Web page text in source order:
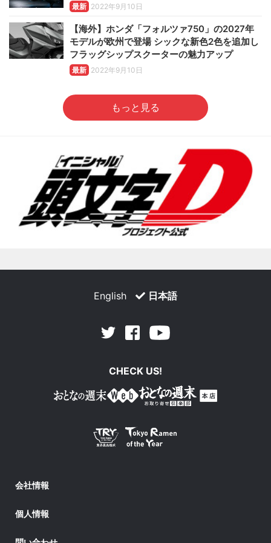
最新 2022年9月10日
【海外】ホンダ「フォルツァ750」の2027年
モデルが欧州で登場 シックな新色2色を追加し
フラッグシップスクーターの魅力アップ
最新 2022年9月10日
もっと見る
English 日本語
Twitter Facebook
CHECK US!
会社情報
個人情報